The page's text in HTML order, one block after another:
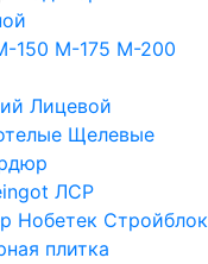
150 М-175 М-200
Лицевой
Щелевые
ЛСР
Нобетек Стройблок
плитка